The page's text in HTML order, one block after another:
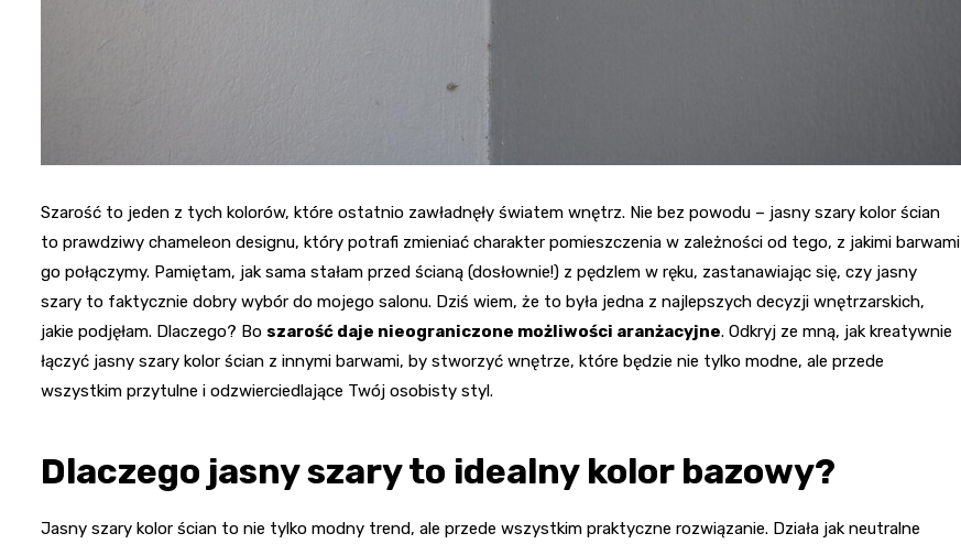
Szarość to jeden z tych kolorów, które ostatnio zawładnęły światem wnętrz. Nie bez powodu – jasny szary kolor ścian
to prawdziwy chameleon designu, który potrafi zmieniać charakter pomieszczenia w zależności od tego, z jakimi barwami
go połączymy. Pamiętam, jak sama stałam przed ścianą (dosłownie!) z pędzlem w ręku, zastanawiając się, czy jasny
szary to faktycznie dobry wybór do mojego salonu. Dziś wiem, że to była jedna z najlepszych decyzji wnętrzarskich,
jakie podjęłam. Dlaczego? Bo szarość daje nieograniczone możliwości aranżacyjne. Odkryj ze mną, jak kreatywnie
łączyć jasny szary kolor ścian z innymi barwami, by stworzyć wnętrze, które będzie nie tylko modne, ale przede
wszystkim przytulne i odzwierciedlające Twój osobisty styl.
Dlaczego jasny szary to idealny kolor bazowy?
Jasny szary kolor ścian to nie tylko modny trend, ale przede wszystkim praktyczne rozwiązanie. Działa jak neutralne